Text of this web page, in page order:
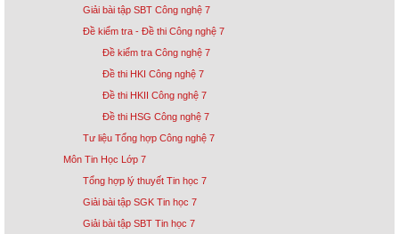
Giải bài tập SBT Công nghệ 7
Đề kiểm tra - Đề thi Công nghệ 7
Đề kiểm tra Công nghệ 7
Đề thi HKI Công nghệ 7
Đề thi HKII Công nghệ 7
Đề thi HSG Công nghệ 7
Tư liệu Tổng hợp Công nghệ 7
Môn Tin Học Lớp 7
Tổng hợp lý thuyết Tin học 7
Giải bài tập SGK Tin học 7
Giải bài tập SBT Tin học 7